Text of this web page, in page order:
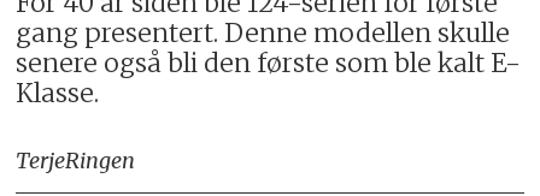
gang presentert. Denne modellen skulle
senere også bli den første som ble kalt E-
Klasse.
TerjeRingen